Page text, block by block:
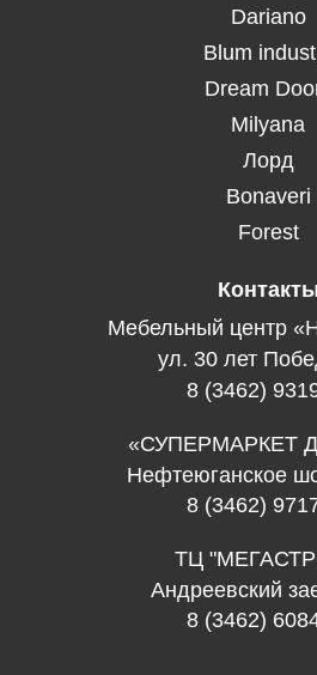
Dariano
Blum
Dream
Milyana
Лорд
Bonaveri
Forest
Контакты
Мебельный центр
ул. 30 лет
8 (3462)
«СУПЕРМАРКЕТ
Нефтеюганское
8 (3462)
ТЦ
Андреевский
8 (3462)